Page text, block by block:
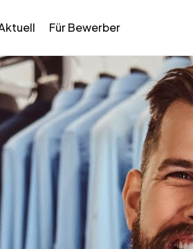
Für Bewerber